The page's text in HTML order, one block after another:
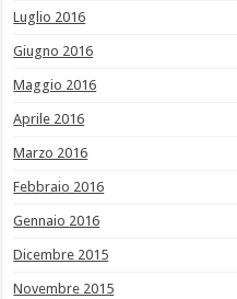
Luglio 2016
Giugno 2016
Maggio 2016
Aprile 2016
Marzo 2016
Febbraio 2016
Gennaio 2016
Dicembre 2015
Novembre 2015